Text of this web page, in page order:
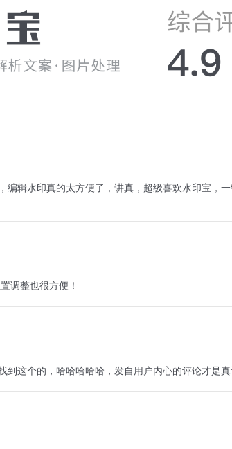
编辑水印真的太方便了，讲真，超级喜欢水印宝，
调整也很方便！
这个的，哈哈哈哈哈，发自用户内心的评论才是真